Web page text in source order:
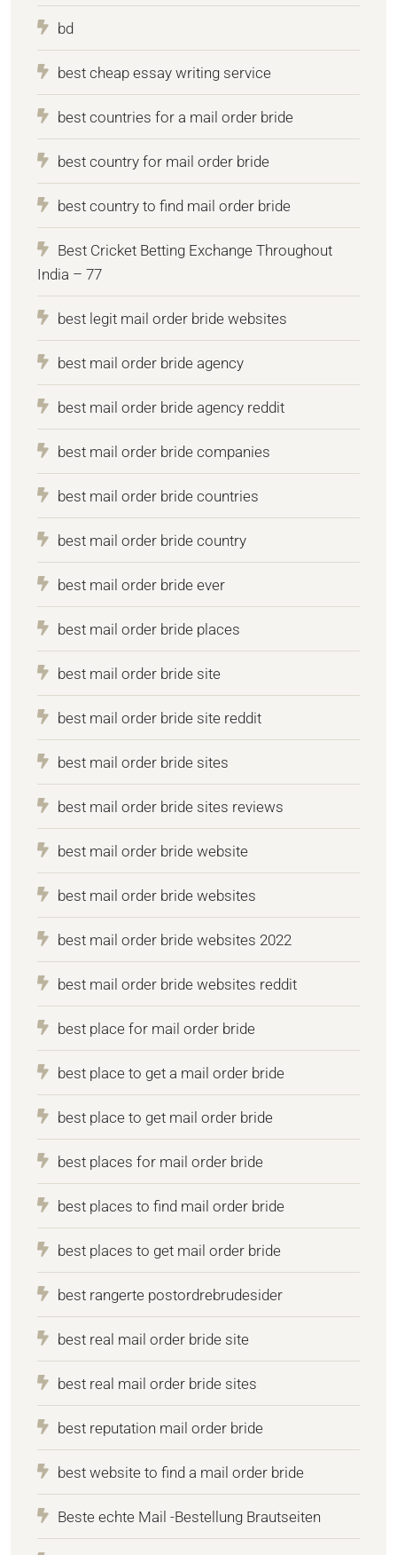
bd
best cheap essay writing service
best countries for a mail order bride
best country for mail order bride
best country to find mail order bride
Best Cricket Betting Exchange Throughout
India – 77
best legit mail order bride websites
best mail order bride agency
best mail order bride agency reddit
best mail order bride companies
best mail order bride countries
best mail order bride country
best mail order bride ever
best mail order bride places
best mail order bride site
best mail order bride site reddit
best mail order bride sites
best mail order bride sites reviews
best mail order bride website
best mail order bride websites
best mail order bride websites 2022
best mail order bride websites reddit
best place for mail order bride
best place to get a mail order bride
best place to get mail order bride
best places for mail order bride
best places to find mail order bride
best places to get mail order bride
best rangerte postordrebrudesider
best real mail order bride site
best real mail order bride sites
best reputation mail order bride
best website to find a mail order bride
Beste echte Mail -Bestellung Brautseiten